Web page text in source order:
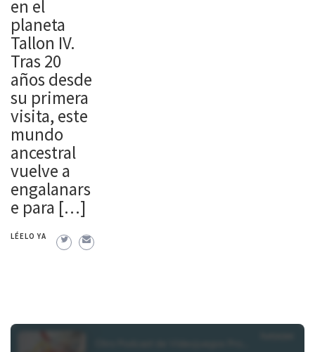
en el
planeta
Tallon IV.
Tras 20
años desde
su primera
visita, este
mundo
ancestral
vuelve a
engalanars
e para […]
LÉELO YA